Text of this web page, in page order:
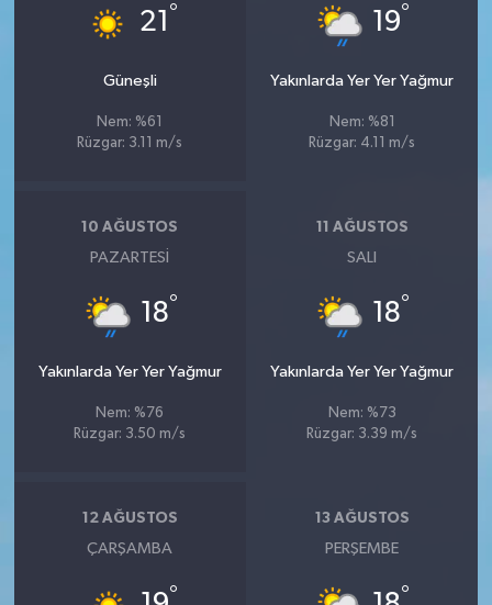
21 °
Güneşli
Nem: %61
Rüzgar: 3.11 m/s
19°
Yakınlarda Yer Yer Yağmur
Nem: %81
Rüzgar: 4.11 m/s
10 AĞUSTOS
PAZARTESI
18°
Yakınlarda Yer Yer Yağmur
Nem: %76
Rüzgar: 3.50 m/s
11 AĞUSTOS
SALI
18°
Yakınlarda Yer Yer Yağmur
Nem: %73
Rüzgar: 3.39 m/s
12 AĞUSTOS
ÇARŞAMBA
°
13 AĞUSTOS
PERŞEMBE
°